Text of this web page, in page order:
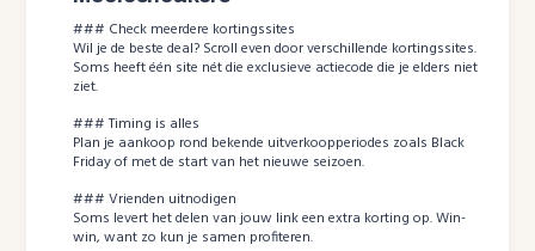
### Check meerdere kortingssites
Wil je de beste deal? Scroll even door verschillende kortingssites.
Soms heeft één site nét die exclusieve actiecode die je elders niet
ziet.
### Timing is alles
Plan je aankoop rond bekende uitverkoopperiodes zoals Black
Friday of met de start van het nieuwe seizoen.
### Vrienden uitnodigen
Soms levert het delen van jouw link een extra korting op. Win-
win, want zo kun je samen profiteren.